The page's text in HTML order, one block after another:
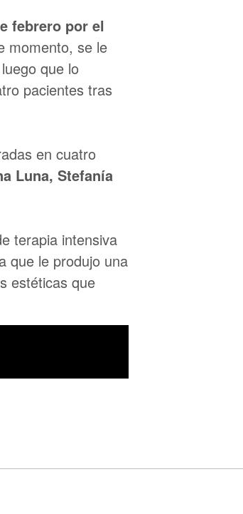
febrero por el
momento, se le
que lo
pacientes tras
en cuatro
Luna, Stefanía
terapia intensiva
que le produjo una
estéticas que